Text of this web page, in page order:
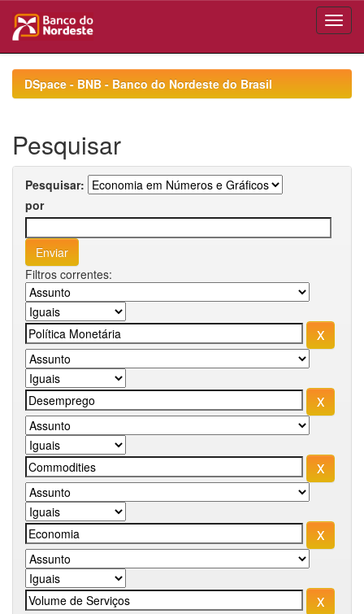
navigationDSpace - BNB - Banco do Nordeste do Brasil
Pesquisar
Pesquisar:
por
Filtros correntes: